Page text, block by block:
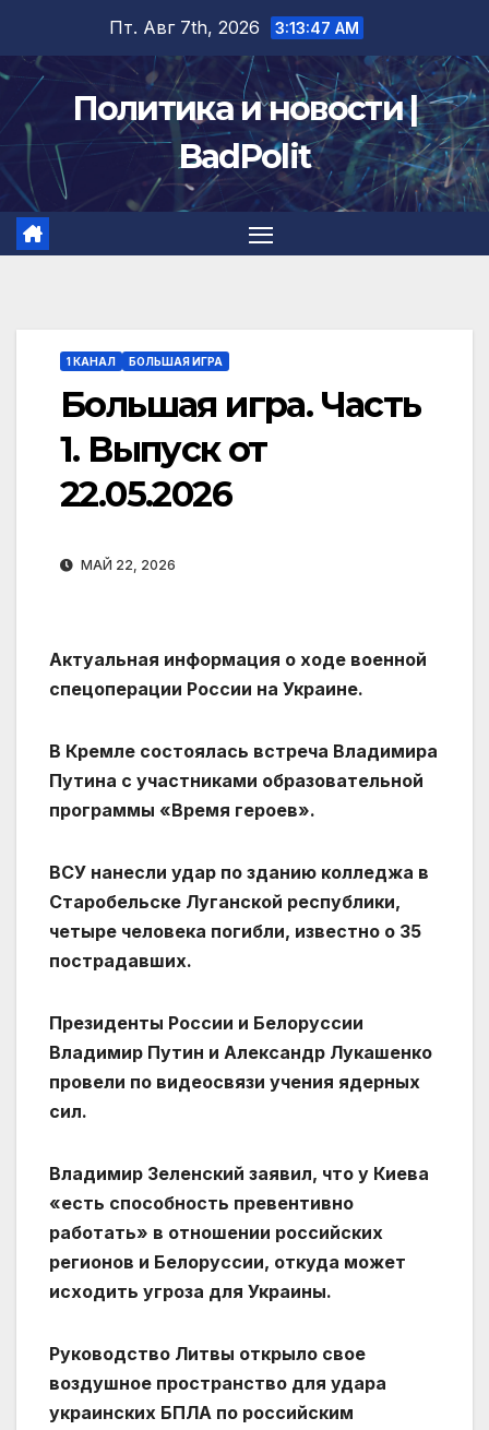
содержимому
Пт. Авг 7th, 2026 3:13:47 AM
Политика и новости |
BadPolit
1 КАНАЛ БОЛЬШАЯ ИГРА
Большая игра. Часть
1. Выпуск от
22.05.2026
МАЙ 22, 2026
Актуальная информация о ходе военной
спецоперации России на Украине.
В Кремле состоялась встреча Владимира
Путина с участниками образовательной
программы «Время героев».
ВСУ нанесли удар по зданию колледжа в
Старобельске Луганской республики,
четыре человека погибли, известно о 35
пострадавших.
Президенты России и Белоруссии
Владимир Путин и Александр Лукашенко
провели по видеосвязи учения ядерных
сил.
Владимир Зеленский заявил, что у Киева
«есть способность превентивно
работать» в отношении российских
регионов и Белоруссии, откуда может
исходить угроза для Украины.
Руководство Литвы открыло свое
воздушное пространство для удара
украинских БПЛА по российским